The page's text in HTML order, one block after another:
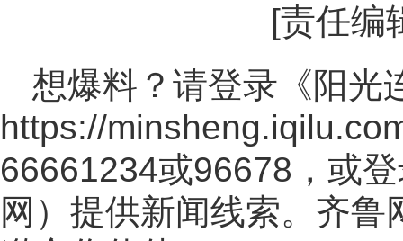
[责任编
想爆料？请登录《阳光
https://
66661234或96678，或
网 ）提供新闻线索。齐鲁